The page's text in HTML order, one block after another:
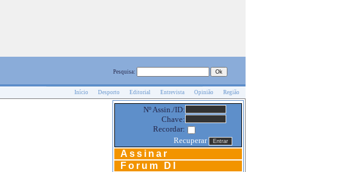
Pesquisa:
Início Desporto Editorial Entrevista Opinião Região
Nº Assin./ID:
Chave:
Recordar:
Recuperar
Assinar
Forum DI